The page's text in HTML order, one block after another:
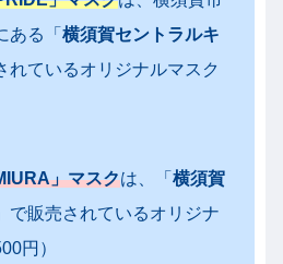
ある「横須賀セントラルキ
れているオリジナルマスク
」マスクは、「横須賀
」で販売されているオリジナ
円）